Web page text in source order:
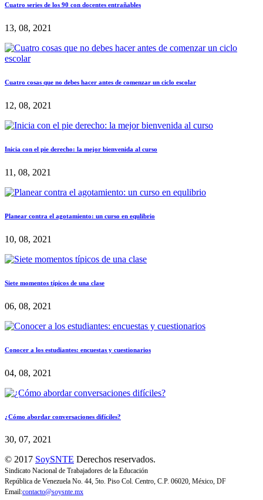
Cuatro series de los 90 con docentes entrañables
13, 08, 2021
Cuatro cosas que no debes hacer antes de comenzar un ciclo escolar
12, 08, 2021
Inicia con el pie derecho: la mejor bienvenida al curso
11, 08, 2021
Planear contra el agotamiento: un curso en equlibrio
10, 08, 2021
Siete momentos típicos de una clase
06, 08, 2021
Conocer a los estudiantes: encuestas y cuestionarios
04, 08, 2021
¿Cómo abordar conversaciones difíciles?
30, 07, 2021
© 2017 SoySNTE Derechos reservados.
Sindicato Nacional de Trabajadores de la Educación
República de Venezuela No. 44, 5to. Piso Col. Centro, C.P. 06020, México, DF
Email:contacto@soysnte.mx